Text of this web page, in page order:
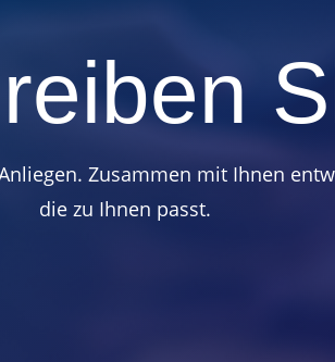
Zusammen mit Ihnen
die zu Ihnen passt.